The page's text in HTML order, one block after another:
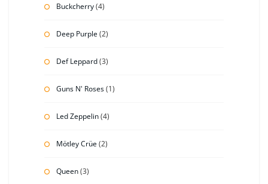
Buckcherry(4)
Deep Purple(2)
Def Leppard(3)
Guns N' Roses(1)
Led Zeppelin(4)
Mötley Crüe(2)
Queen(3)